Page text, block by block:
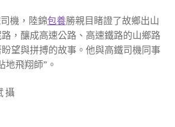
機，陸錦包養勝親目睹證了故鄉出山
，釀成高速公路、高速鐵路的山鄉路
望與拼搏的故事。他與高鐵司機同事
地飛翔師”。
攝